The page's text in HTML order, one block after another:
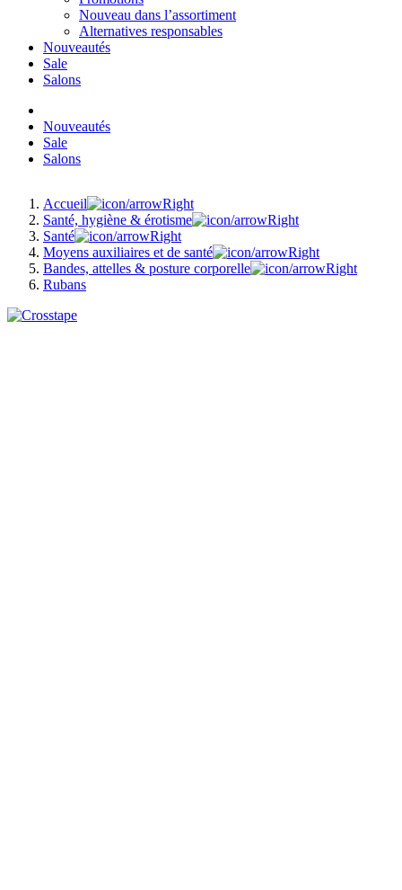
Nouveau dans l’assortiment
Alternatives responsables
Nouveautés
Sale
Salons
Nouveautés
Sale
Salons
Accueil
Santé, hygiène & érotisme
Santé
Moyens auxiliaires et de santé
Bandes, attelles & posture corporelle
Rubans